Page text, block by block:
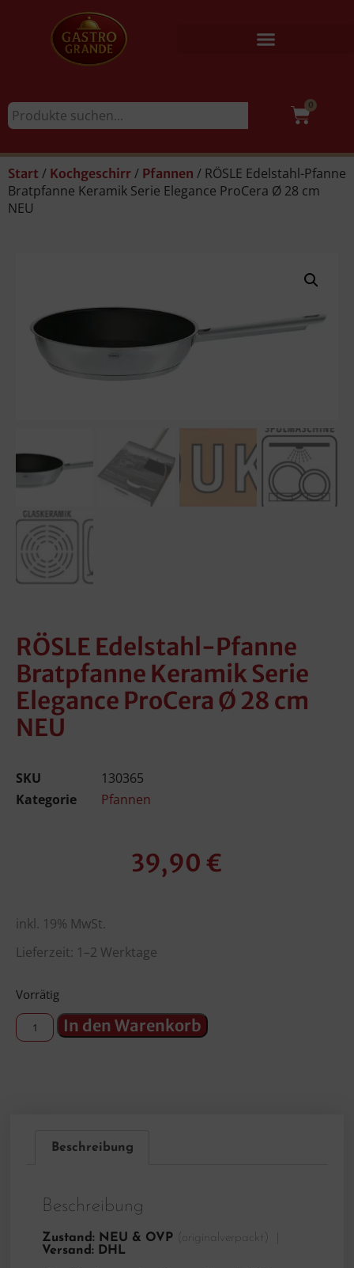
0
Start / Kochgeschirr / Pfannen / RÖSLE Edelstahl-Pfanne
Bratpfanne Keramik Serie Elegance ProCera Ø 28 cm
NEU
RÖSLE Edelstahl-Pfanne
Bratpfanne Keramik Serie
Elegance ProCera Ø 28 cm
NEU
SKU
130365
Kategorie
Pfannen
39,90 €
inkl. 19% MwSt.
Lieferzeit: 1–2 Werktage
Vorrätig
In den Warenkorb
Beschreibung
Beschreibung
Zustand: NEU & OVP (originalverpackt) |
Versand: DHL